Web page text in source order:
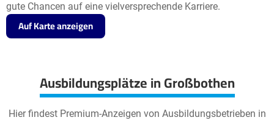
gute Chancen auf eine vielversprechende Karriere.
Auf Karte anzeigen
Ausbildungsplätze in Großbothen
Hier findest Premium-Anzeigen von Ausbildungsbetrieben in